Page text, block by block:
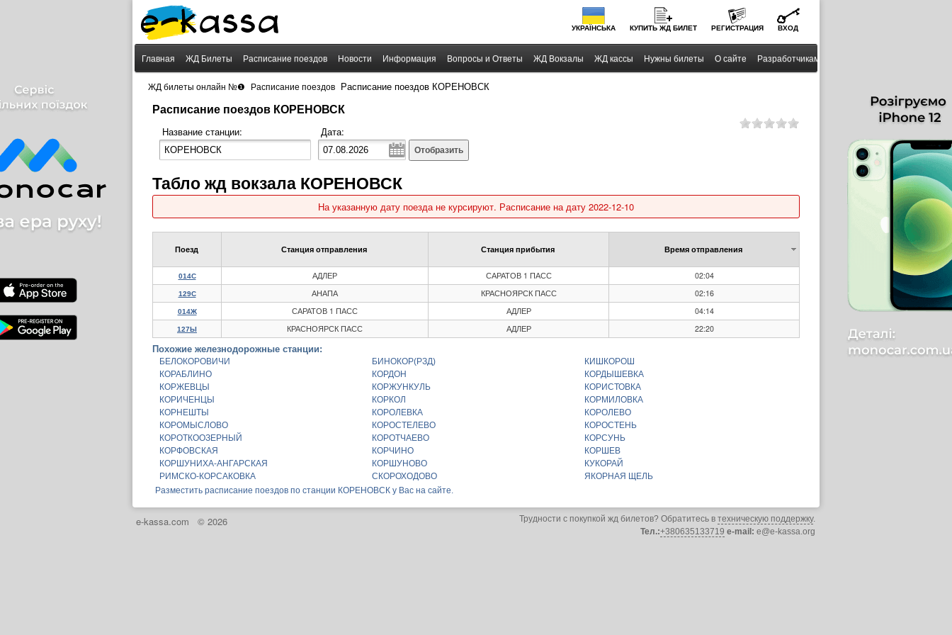
УКРАЇНСЬКА КУПИТЬ ЖД БИЛЕТ РЕГИСТРАЦИЯ ВХОД
Главная ЖД Билеты Расписание поездов Новости Информация Вопросы и Ответы ЖД Вокзалы ЖД кассы Нужны билеты О сайте Разработчикам
ЖД билеты онлайн №❶ Расписание поездов Расписание поездов КОРЕНОВСК
Расписание поездов КОРЕНОВСК
Название станции: Дата:
Отобразить
Табло жд вокзала КОРЕНОВСК
На указанную дату поезда не курсируют. Расписание на дату 2022-12-10
Поезд Станция отправления Станция прибытия Время отправления
014С АДЛЕР САРАТОВ 1 ПАСС 02:04
129С АНАПА КРАСНОЯРСК ПАСС 02:16
014Ж САРАТОВ 1 ПАСС АДЛЕР 04:14
127Ы КРАСНОЯРСК ПАСС АДЛЕР 22:20
Похожие железнодорожные станции:
БЕЛОКОРОВИЧИ БИНОКОР(РЗД)
КИШКОРОШ
КОРАБЛИНО
КОРДОН
КОРДЫШЕВКА
КОРЖЕВЦЫ
КОРЖУНКУЛЬ
КОРИСТОВКА
КОРИЧЕНЦЫ
КОРКОЛ
КОРМИЛОВКА
КОРНЕШТЫ
КОРОЛЕВКА
КОРОЛЕВО
КОРОМЫСЛОВО
КОРОСТЕЛЕВО
КОРОСТЕНЬ
КОРОТКООЗЕРНЫЙ
КОРОТЧАЕВО
КОРСУНЬ
КОРФОВСКАЯ
КОРЧИНО
КОРШЕВ
КОРШУНИХА-АНГАРСКАЯ
КОРШУНОВО
КУКОРАЙ
РИМСКО-КОРСАКОВКА
СКОРОХОДОВО
ЯКОРНАЯ ЩЕЛЬ
Разместить расписание поездов по станции КОРЕНОВСК у Вас на сайте.
e-kassa.com © 2026 Трудности с покупкой жд билетов? Обратитесь в техническую поддержку.
Тел.:+380635133719 e-mail: e@e-kassa.org